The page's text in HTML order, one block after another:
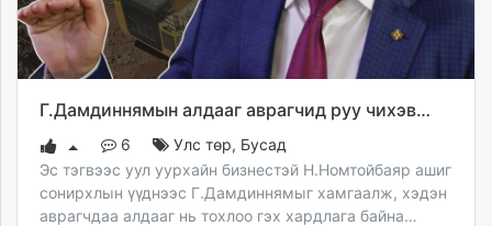
Г.Дамдиннямын алдааг аврагчид руу чихэв…
6 Улс төр, Бусад
Эс тэгвээс уул уурхайн бизнестэй Н.Номтойбаяр ашиг
сонирхлын үүднээс Г.Дамдиннямыг хамгаалж, хэдэн
аврагчдаа алдааг нь тохлоо гэх хардлага байна…